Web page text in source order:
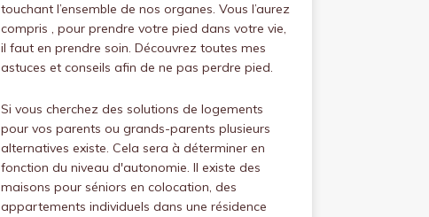
touchant l’ensemble de nos organes. Vous l’aurez
compris , pour prendre votre pied dans votre vie,
il faut en prendre soin. Découvrez toutes mes
astuces et conseils afin de ne pas perdre pied.
Si vous cherchez des solutions de logements
pour vos parents ou grands-parents plusieurs
alternatives existe. Cela sera à déterminer en
fonction du niveau d'autonomie. Il existe des
maisons pour séniors en colocation, des
appartements individuels dans une résidence